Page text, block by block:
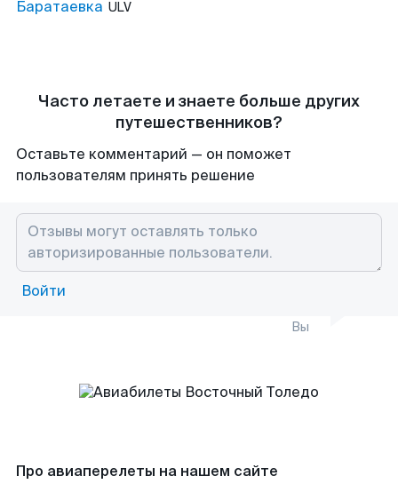
Баратаевка ULV
Часто летаете и знаете больше других
путешественников?
Оставьте комментарий — он поможет
пользователям принять решение
Войти
Вы
Про авиаперелеты на нашем сайте